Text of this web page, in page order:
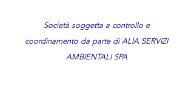
Società soggetta a controllo e
coordinamento da parte di ALIA SERVIZI
AMBIENTALI SPA